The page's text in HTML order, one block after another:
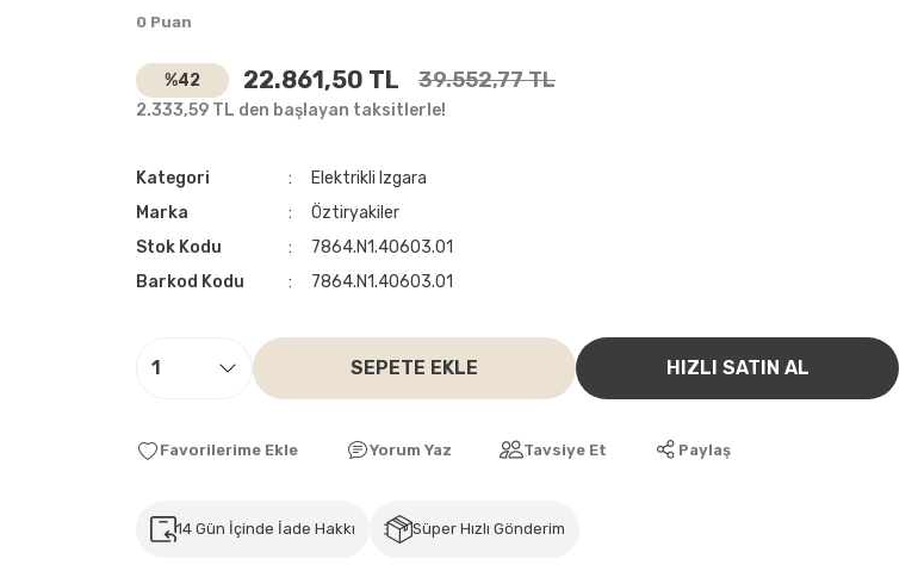
0 Puan
%42 22.861,50 TL 39.552,77 TL
2.333,59 TL den başlayan taksitlerle!
Kategori
Elektrikli Izgara
Marka
Öztiryakiler
Stok Kodu
7864.N1.40603.01
Barkod Kodu
7864.N1.40603.01
SEPETE EKLE HIZLI SATIN AL
Yorum Yaz Tavsiye Et Paylaş
14 Gün İçinde İade Hakkı Süper Hızlı Gönderim